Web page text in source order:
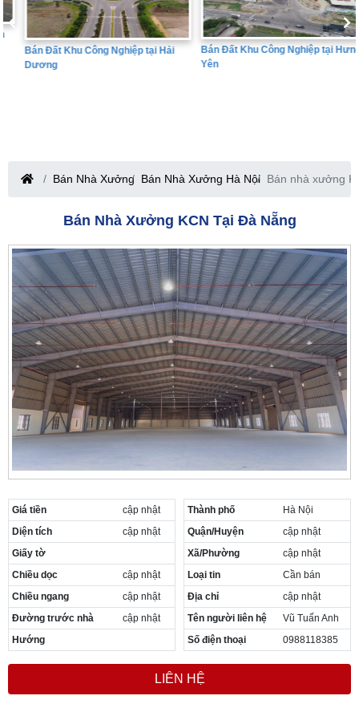
Bán Đất Khu Công Nghiệp tại Hải
Dương
Bán Đất Khu Công Nghiệp tại Hưng
Yên
Bán Nhà Xưởng Bán Nhà Xưởng Hà Nội Bán nhà xưởng
Bán Nhà Xưởng KCN Tại Đà Nẵng
Giá tiền
cập nhật
Diện tích
cập nhật
Giấy tờ
Chiều dọc
cập nhật
Chiều ngang
cập nhật
Đường trước nhà
cập nhật
Hướng
Thành phố
Hà Nội
Quận/Huyện
cập nhật
Xã/Phường
cập nhật
Loại tin
Cần bán
Địa chỉ
cập nhật
Tên người liên hệ
Vũ Tuấn Anh
Số điện thoại
0988118385
LIÊN HỆ